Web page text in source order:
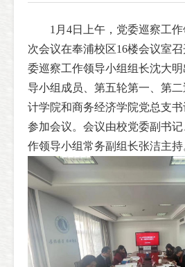
1月4日上午，党委巡察工
次会议在奉浦校区16楼会议室
委巡察工作领导小组组长沈大
导小组成员、第五轮第一、第
计学院和商务经济学院党总支
参加会议。会议由校党委副书
作领导小组常务副组长张洁主持